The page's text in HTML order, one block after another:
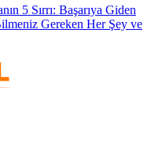
5 Sırrı: Başarıya Giden
Gereken Her Şey ve